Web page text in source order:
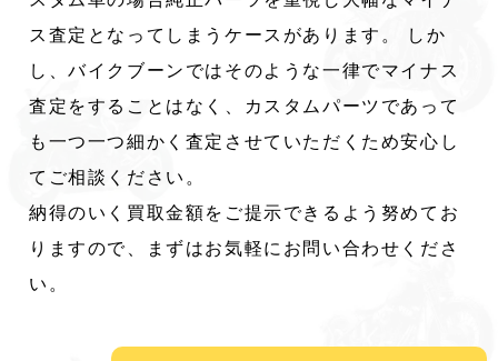
ス査定となってしまうケースがあります。 しか
し、バイクブーンではそのような一律でマイナス
査定をすることはなく、カスタムパーツであって
も一つ一つ細かく査定させていただくため安心し
てご相談ください。
納得のいく買取金額をご提示できるよう努めてお
りますので、まずはお気軽にお問い合わせくださ
い。